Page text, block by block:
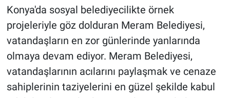
Konya'da sosyal belediyecilikte örnek
projeleriyle göz dolduran Meram Belediyesi,
vatandaşların en zor günlerinde yanlarında
olmaya devam ediyor. Meram Belediyesi,
vatandaşlarının acılarını paylaşmak ve cenaze
sahiplerinin taziyelerini en güzel şekilde kabul